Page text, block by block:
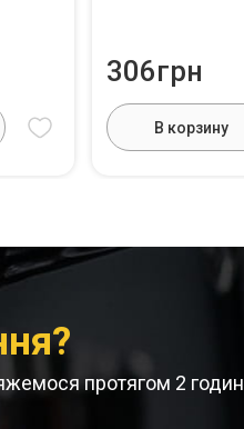
306грн
В корзину
протягом 2 годин